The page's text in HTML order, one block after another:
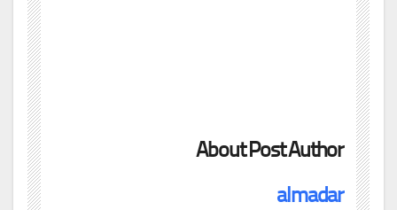
About Post Author
almadar